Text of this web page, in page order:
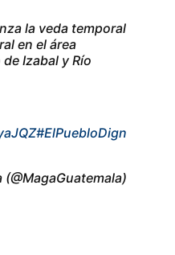
la veda temporal
en el área
Izabal y Río
#ElPuebloDign